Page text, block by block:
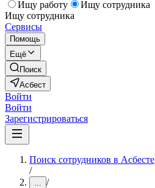
Ищу работу
Ищу сотрудника
Ищу сотрудника
Сервисы
Помощь
Ещё
Поиск
Асбест
Войти
Войти
Зарегистрироваться
Поиск сотрудников в Асбесте
/
... /